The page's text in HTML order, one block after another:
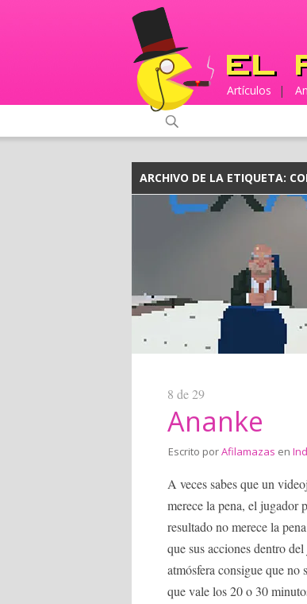
Artículos |
ARCHIVO DE LA ETIQUETA:
8 de 29
Ananke
Escrito porAfilamazas en
A veces sabes que un
merece la pena, el jugador
resultado no merece la
que sus acciones dentro
atmósfera consigue que no
que vale los 20 o 30